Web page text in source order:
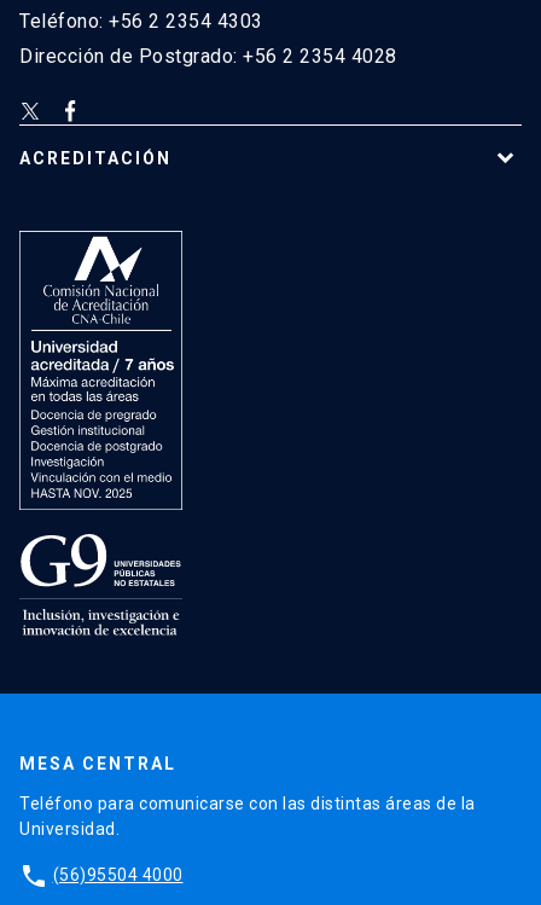
Teléfono: +56 2 2354 4303
Dirección de Postgrado: +56 2 2354 4028
ACREDITACIÓN
MESA CENTRAL
Teléfono para comunicarse con las distintas áreas de la
Universidad.
phone (56)95504 4000